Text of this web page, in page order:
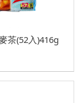
茶(52入)416g